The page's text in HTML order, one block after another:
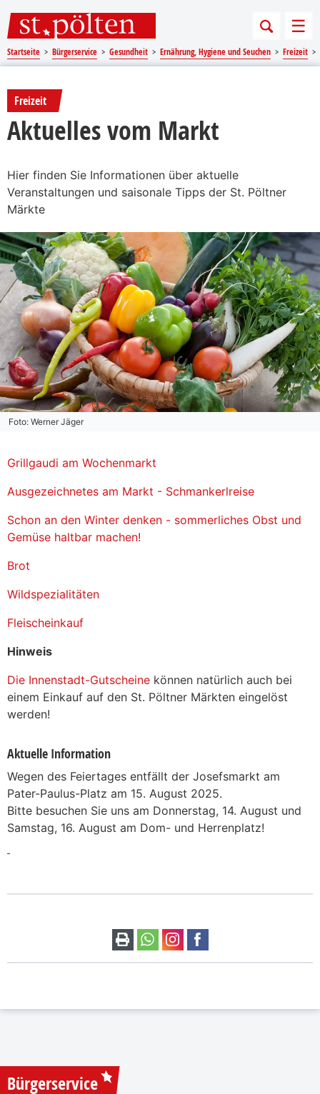
Startseite Bürgerservice Gesundheit Ernährung, Hygiene und Seuchen​​ Freizeit
Freizeit
Aktuelles vom Markt
Hier finden Sie Informationen über aktuelle
Veranstaltungen und saisonale Tipps der St. Pöltner
Märkte
Foto: Werner Jäger
Grillgaudi am Wochenmarkt
Ausgezeichnetes am Markt - Schmankerlreise
Schon an den Winter denken - sommerliches Obst und
Gemüse haltbar machen!
Brot
Wildspezialitäten
Fleischeinkauf
Hinweis
Die Innenstadt-Gutscheine können natürlich auch bei
einem Einkauf auf den St. Pöltner Märkten eingelöst
werden!
Aktuelle Information
Wegen des Feiertages entfällt der Josefsmarkt am
Pater-Paulus-Platz am 15. August 2025.
Bitte besuchen Sie uns am Donnerstag, 14. August und
Samstag, 16. August am Dom- und Herrenplatz!
Bürgerservice